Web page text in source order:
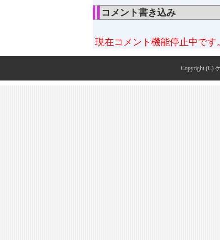
コメント書き込み
現在コメント機能停止中です
Copyright (C)